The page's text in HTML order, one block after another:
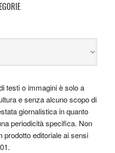
testi o immagini è solo a
e senza alcuno scopo di
giornalistica in quanto
periodicità specifica. Non
prodotto editoriale ai sensi